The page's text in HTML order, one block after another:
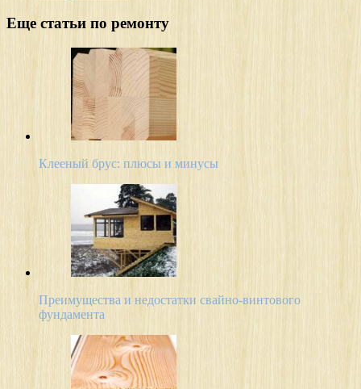
Еще статьи по ремонту
Клееный брус: плюсы и минусы
Преимущества и недостатки свайно-винтового
фундамента